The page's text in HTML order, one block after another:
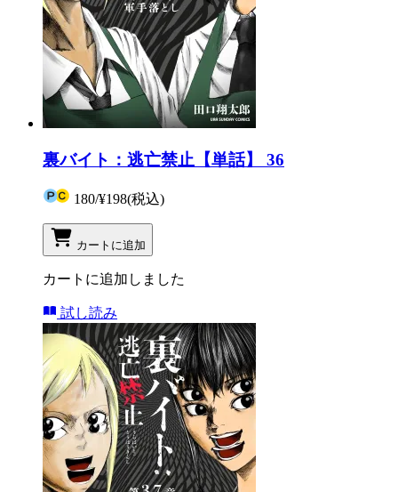
裏バイト：逃亡禁止【単話】 36
180/¥198(税込)
カートに追加
カートに追加しました
試し読み